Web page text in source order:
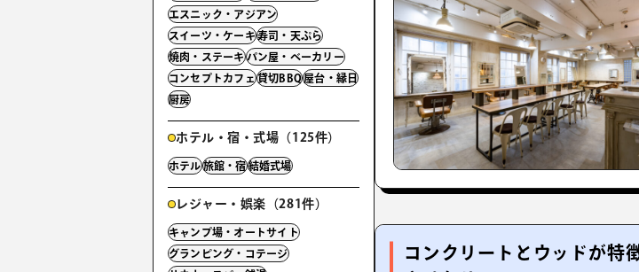
コンクリートとウッドが特
エスニック・アジアン
スイーツ・ケーキ寿司・天ぷら
焼肉・ステーキパン屋・ベーカリー
コンセプトカフェ貸切BBQ屋台・縁日
厨房
ホテル・宿・式場（125件）
ホテル旅館・宿結婚式場
レジャー・娯楽（281件）
キャンプ場・オートサイト
グランピング・コテージ